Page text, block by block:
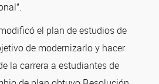
el plan de estudios de
de modernizarlo y hacer
la carrera a estudiantes de